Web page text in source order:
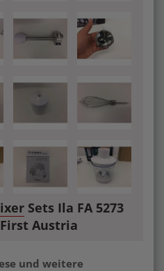
Sets Ila FA 5273
First Austria
und weitere